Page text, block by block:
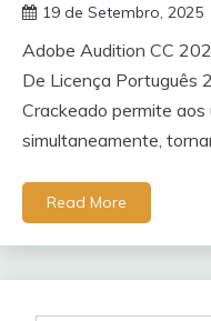
19 de Setembro, 2025
Adobe Audition CC
De Licença Português
Crackeado permite
simultaneamente,
Read More